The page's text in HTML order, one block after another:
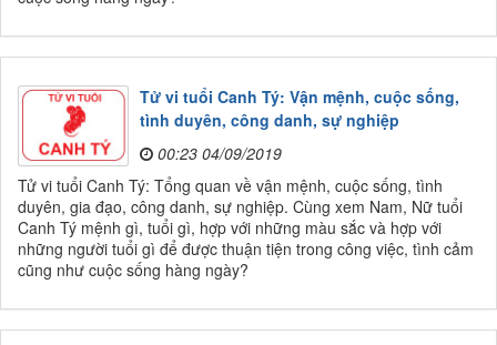
Tử vi tuổi Canh Tý: Vận mệnh, cuộc sống,
tình duyên, công danh, sự nghiệp
00:23 04/09/2019
Tử vi tuổi Canh Tý: Tổng quan về vận mệnh, cuộc sống, tình
duyên, gia đạo, công danh, sự nghiệp. Cùng xem Nam, Nữ tuổi
Canh Tý mệnh gì, tuổi gì, hợp với những màu sắc và hợp với
những người tuổi gì để được thuận tiện trong công việc, tình cảm
cũng như cuộc sống hàng ngày?